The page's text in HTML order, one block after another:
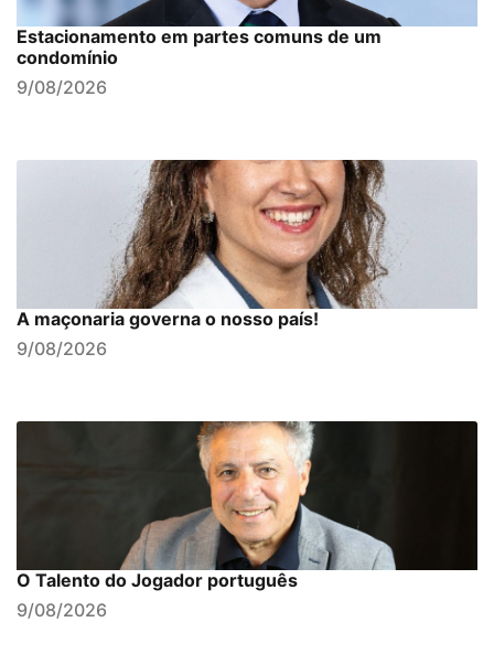
Estacionamento em partes comuns de um
condomínio
9/08/2026
A maçonaria governa o nosso país!
9/08/2026
O Talento do Jogador português
9/08/2026